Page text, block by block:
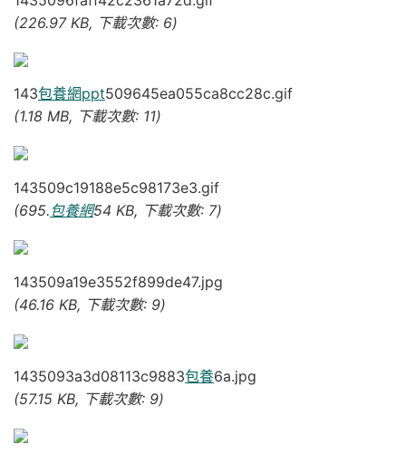
(226.97 KB, 下載次數: 6)
143包養網ppt509645ea055ca8cc28c.gif
(1.18 MB, 下載次數: 11)
143509c19188e5c98173e3.gif
(695.包養網54 KB, 下載次數: 7)
143509a19e3552f899de47.jpg
(46.16 KB, 下載次數: 9)
1435093a3d08113c9883包養6a.jpg
(57.15 KB, 下載次數: 9)